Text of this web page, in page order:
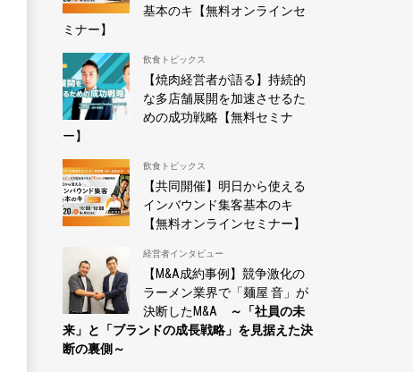
基本のキ【無料オンラインセ
ミナー】
飲食トピックス
【焼肉経営者が語る】持続的
な多店舗展開を加速させるた
めの成功戦略【無料セミナ
ー】
飲食トピックス
【共同開催】明日から使える
インバウンド集客基本のキ
【無料オンラインセミナー】
経営者インタビュー
【M&A成約事例】競争激化の
ラーメン業界で「麺屋 音」が
決断したM&A
～「社員の未
来」と「ブランドの成長戦略」を見据えた決
断の裏側～